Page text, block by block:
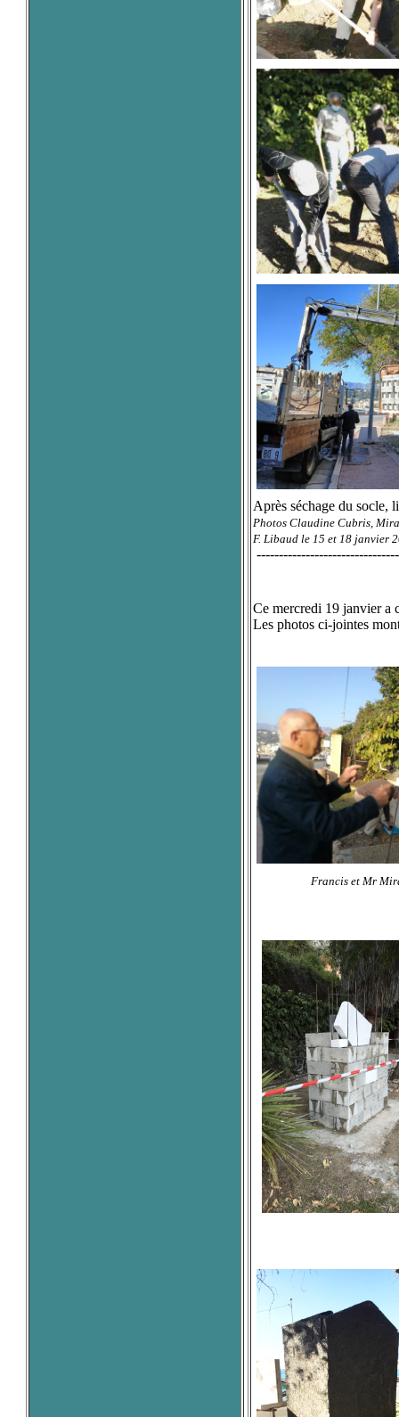
Après séchage du socle,
Photos Claudine Cubris,
F. Libaud le 15 et 18 janvier
Ce mercredi 19 janvier a
Les photos ci-jointes
Francis et Mr